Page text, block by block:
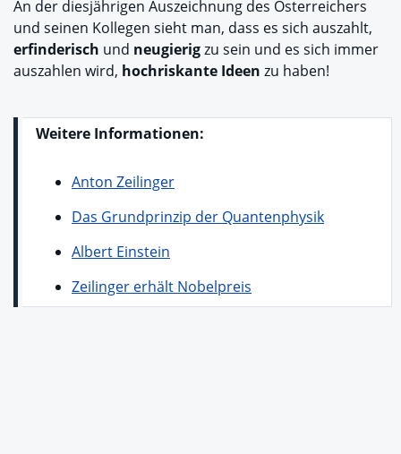
An der diesjährigen Auszeichnung des Österreichers
und seinen Kollegen sieht man, dass es sich auszahlt,
erfinderisch und neugierigzu sein und es sich immer
auszahlen wird, hochriskante Ideen zu haben!
Weitere Informationen:
Anton Zeilinger
Das Grundprinzip der Quantenphysik
Albert Einstein
Zeilinger erhält Nobelpreis